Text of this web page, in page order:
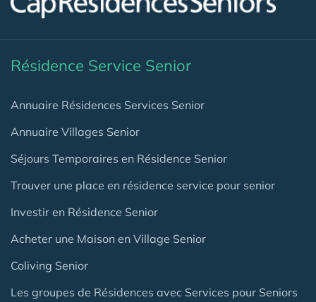
Résidence Service Senior
Annuaire Résidences Services Senior
Annuaire Villages Senior
Séjours Temporaires en Résidence Senior
Trouver une place en résidence service pour senior
Investir en Résidence Senior
Acheter une Maison en Village Senior
Coliving Senior
Les groupes de Résidences avec Services pour Seniors